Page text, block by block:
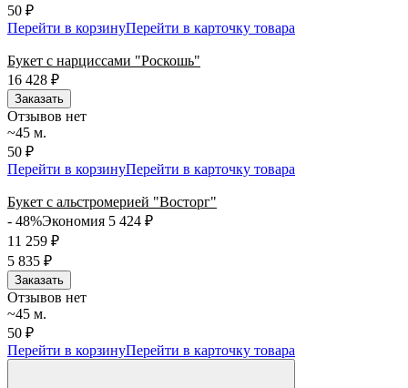
50 ₽
Перейти в корзинуПерейти в карточку товара
Букет с нарциссами "Роскошь"
16 428 ₽
Заказать
Отзывов нет
~45 м.
50 ₽
Перейти в корзинуПерейти в карточку товара
Букет с альстромерией "Восторг"
- 48%Экономия 5 424 ₽
11 259 ₽
5 835 ₽
Заказать
Отзывов нет
~45 м.
50 ₽
Перейти в корзинуПерейти в карточку товара